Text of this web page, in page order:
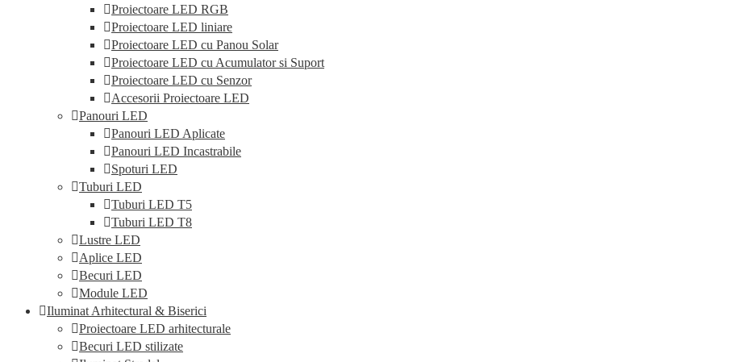
Proiectoare LED RGB
Proiectoare LED liniare
Proiectoare LED cu Panou Solar
Proiectoare LED cu Acumulator si Suport
Proiectoare LED cu Senzor
Accesorii Proiectoare LED
Panouri LED
Panouri LED Aplicate
Panouri LED Incastrabile
Spoturi LED
Tuburi LED
Tuburi LED T5
Tuburi LED T8
Lustre LED
Aplice LED
Becuri LED
Module LED
Iluminat Arhitectural & Biserici
Proiectoare LED arhitecturale
Becuri LED stilizate